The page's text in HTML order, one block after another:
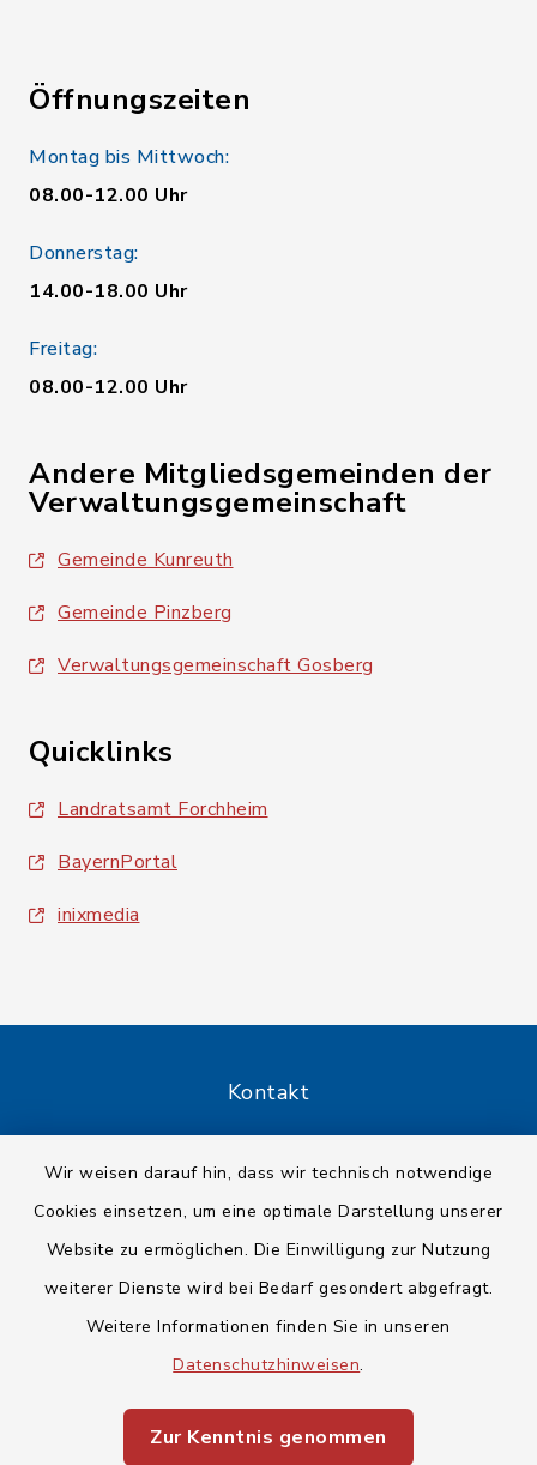
Wir weisen darauf hin, dass wir technisch notwendige
Cookies einsetzen, um eine optimale Darstellung unserer
Website zu ermöglichen. Die Einwilligung zur Nutzung
weiterer Dienste wird bei Bedarf gesondert abgefragt.
Weitere Informationen finden Sie in unseren
Datenschutzhinweisen.
Zur Kenntnis genommen
Öffnungszeiten
Montag bis Mittwoch:
08.00-12.00 Uhr
Donnerstag:
14.00-18.00 Uhr
Freitag:
08.00-12.00 Uhr
Andere Mitgliedsgemeinden der
Verwaltungsgemeinschaft
Gemeinde Kunreuth
Gemeinde Pinzberg
Verwaltungsgemeinschaft Gosberg
Quicklinks
Landratsamt Forchheim
BayernPortal
inixmedia
Kontakt
Datenschutz
Impressum
Sitemap
Cookie-Einstellungen